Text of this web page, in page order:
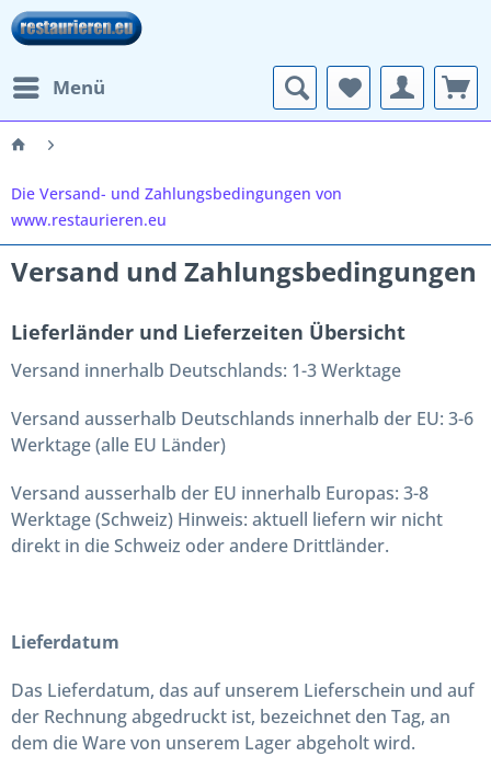
Menü
Die Versand- und Zahlungsbedingungen von
www.restaurieren.eu
Versand und Zahlungsbedingungen
Lieferländer und Lieferzeiten Übersicht
Versand innerhalb Deutschlands: 1-3 Werktage
Versand ausserhalb Deutschlands innerhalb der EU: 3-6
Werktage (alle EU Länder)
Versand ausserhalb der EU innerhalb Europas: 3-8
Werktage (Schweiz) Hinweis: aktuell liefern wir nicht
direkt in die Schweiz oder andere Drittländer.
Lieferdatum
Das Lieferdatum, das auf unserem Lieferschein und auf
der Rechnung abgedruckt ist, bezeichnet den Tag, an
dem die Ware von unserem Lager abgeholt wird.